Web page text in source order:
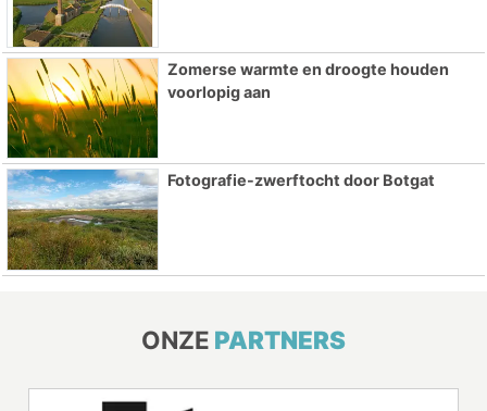
Zomerse warmte en droogte houden
voorlopig aan
Fotografie-zwerftocht door Botgat
ONZE PARTNERS